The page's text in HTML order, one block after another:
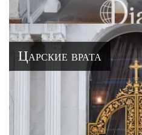
Царские врата